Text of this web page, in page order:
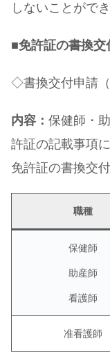
しないことができ
■免許証の書換交
◇書換交付申請（
内容： 保健師・
許証の記載事項
免許証の書換交
職種
保健師
助産師
看護師
准看護師